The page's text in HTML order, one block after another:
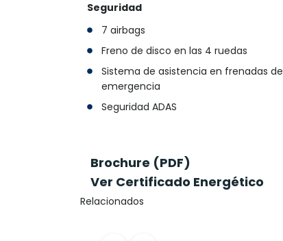
Seguridad
7 airbags
Freno de disco en las 4 ruedas
Sistema de asistencia en frenadas de
emergencia
Seguridad ADAS
Brochure (PDF)
Ver Certificado Energético
Relacionados